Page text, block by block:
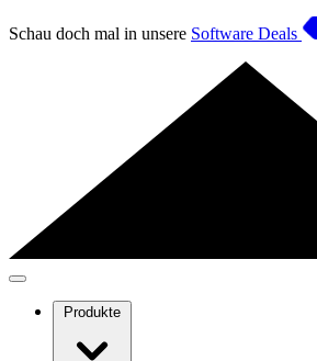
Schau doch mal in unsere Software Deals
Produkte